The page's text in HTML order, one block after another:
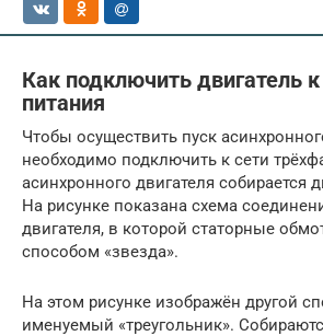
Как подключить двигатель
питания
Чтобы осуществить пуск
необходимо подключить к сети
асинхронного двигателя собирается
На рисунке показана схема
двигателя, в которой статорные
способом «звезда».
На этом рисунке изображён другой
именуемый «треугольник».